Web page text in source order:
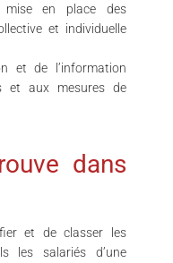
mise en place des
et individuelle
et de l’information
et aux mesures de
dans
et de classer les
les salariés d’une